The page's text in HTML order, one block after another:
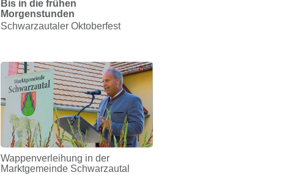
Bis in die frühen
Morgenstunden
Schwarzautaler Oktoberfest
Wappenverleihung in der
Marktgemeinde Schwarzautal